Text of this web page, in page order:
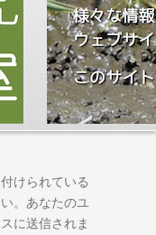
けられている
。あなたのユ
に送信されま